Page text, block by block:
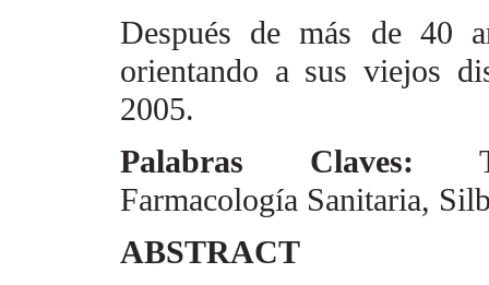
Después de más de 40
orientando a sus viejos
2005.
Palabras Claves:
Farmacología Sanitaria,
ABSTRACT